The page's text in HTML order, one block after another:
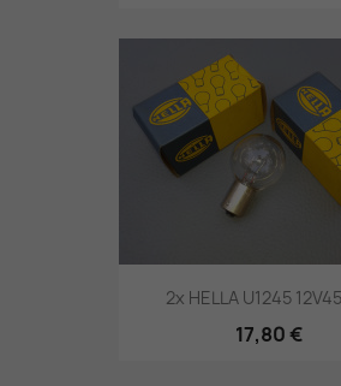
2x HELLA U1245
17,80 €